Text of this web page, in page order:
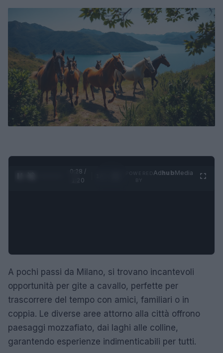
0:29 /
1:20
AdhubMedia
A pochi passi da Milano, si trovano incantevoli
opportunità per gite a cavallo, perfette per
trascorrere del tempo con amici, familiari o in
coppia. Le diverse aree attorno alla città offrono
paesaggi mozzafiato, dai laghi alle colline,
garantendo esperienze indimenticabili per tutti.